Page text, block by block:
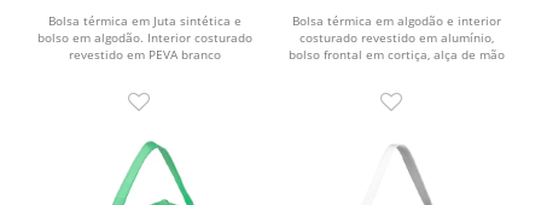
(21x19x15cm)
Bolsa térmica em Juta sintética e
bolso em algodão. Interior costurado
revestido em PEVA branco
Bolsa térmica em algodão e interior
costurado revestido em alumínio,
bolso frontal em cortiça, alça de mão